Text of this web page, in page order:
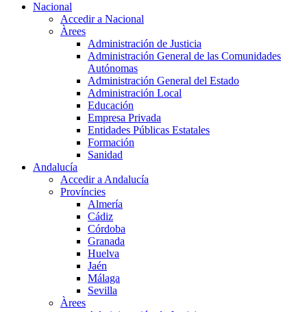
Nacional
Accedir a Nacional
Àrees
Administración de Justicia
Administración General de las Comunidades
Autónomas
Administración General del Estado
Administración Local
Educación
Empresa Privada
Entidades Públicas Estatales
Formación
Sanidad
Andalucía
Accedir a Andalucía
Províncies
Almería
Cádiz
Córdoba
Granada
Huelva
Jaén
Málaga
Sevilla
Àrees